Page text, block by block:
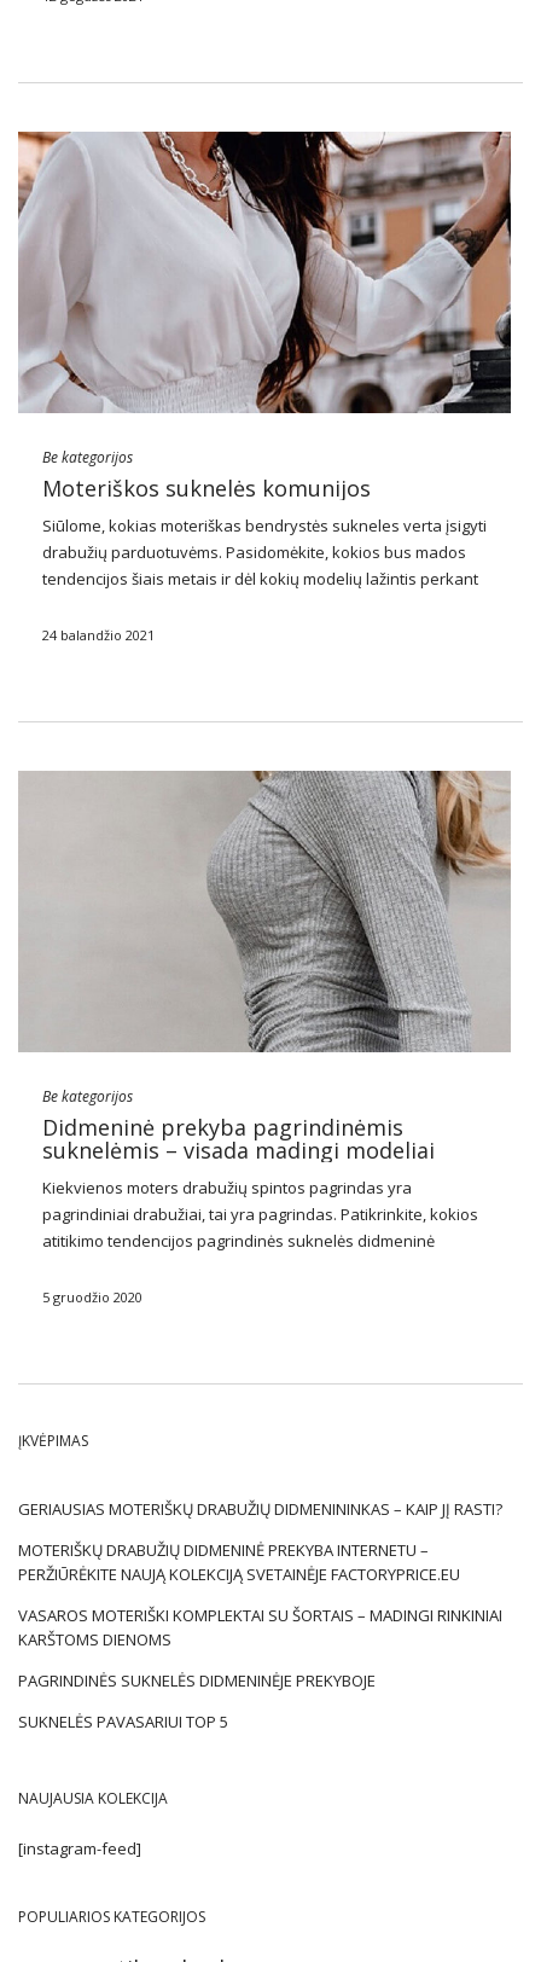
Be kategorijos
Moteriškos suknelės komunijos
Siūlome, kokias moteriškas bendrystės sukneles verta įsigyti
drabužių parduotuvėms. Pasidomėkite, kokios bus mados
tendencijos šiais metais ir dėl kokių modelių lažintis perkant
Kaip moteriškos suknelės turėtų atrodyti
šeimoje. Tada yra …
24 balandžio 2021
Be kategorijos
Didmeninė prekyba pagrindinėmis
suknelėmis – visada madingi modeliai
Kiekvienos moters drabužių spintos pagrindas yra
pagrindiniai drabužiai, tai yra pagrindas. Patikrinkite, kokios
atitikimo tendencijos pagrindinės suknelės didmeninė
madingi daugelį sezonų.
5 gruodžio 2020
ĮKVĖPIMAS
GERIAUSIAS MOTERIŠKŲ DRABUŽIŲ DIDMENININKAS – KAIP JĮ RASTI?
MOTERIŠKŲ DRABUŽIŲ DIDMENINĖ PREKYBA INTERNETU –
PERŽIŪRĖKITE NAUJĄ KOLEKCIJĄ SVETAINĖJE FACTORYPRICE.EU
VASAROS MOTERIŠKI KOMPLEKTAI SU ŠORTAIS – MADINGI RINKINIAI
KARŠTOMS DIENOMS
PAGRINDINĖS SUKNELĖS DIDMENINĖJE PREKYBOJE
SUKNELĖS PAVASARIUI TOP 5
NAUJAUSIA KOLEKCIJA
[instagram-feed]
POPULIARIOS KATEGORIJOS